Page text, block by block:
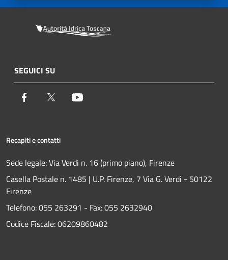
SEGUICI SU
Facebook Twitter
Recapiti e contatti
Sede legale: Via Verdi n. 16 (primo piano), Firenze
Casella Postale n. 1485 | U.P. Firenze, 7 Via G. Verdi - 50122
Firenze
Telefono:055 263291 - Fax:055 2632940
Codice Fiscale: 06209860482